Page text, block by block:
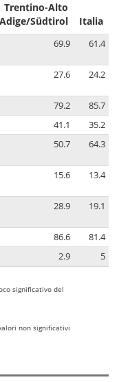
Trentino-Alto
Adige/Südtirol
Italia
69.9 61.4
27.6 24.2
79.2
85.7
41.1
35.2
50.7 64.3
15.6 13.4
28.9 19.1
86.6
81.4
2.9 5
significativo del
non significativi